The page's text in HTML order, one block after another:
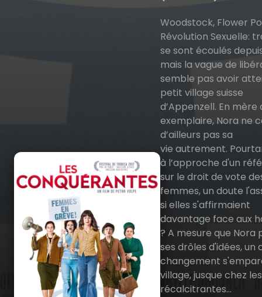
Woodstock, Flower
Révolution Sexuelle:
se sont écoulés
mais la vague de
semble pas avoir
petit village suisse
d’Appenzell. En mère
exemplaire, Nora ne
d’ailleurs pas sa
vie autrement.
à l’approche d'un
sur le droit de vote
femmes, un doute
si elles s'affirmaient
davantage face aux
? A mesure que Nora
ses drôles d'idées, un
changement
village, jusque chez
récalcitrantes…